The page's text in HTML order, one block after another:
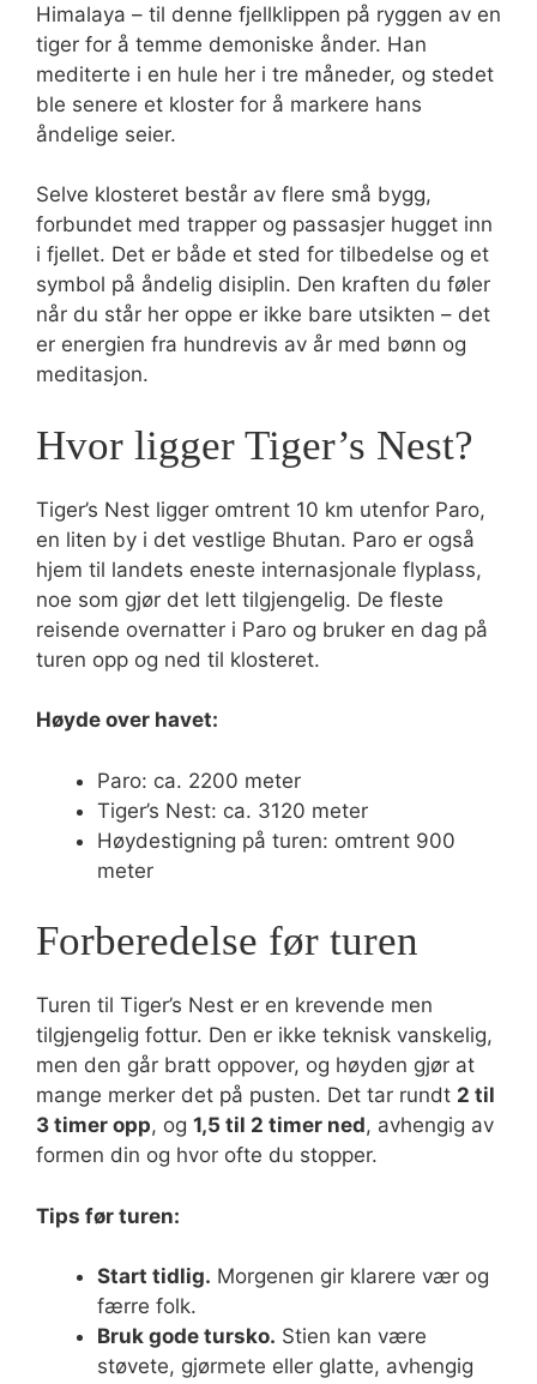
Himalaya – til denne fjellklippen på ryggen av en
tiger for å temme demoniske ånder. Han
mediterte i en hule her i tre måneder, og stedet
ble senere et kloster for å markere hans
åndelige seier.
Selve klosteret består av flere små bygg,
forbundet med trapper og passasjer hugget inn
i fjellet. Det er både et sted for tilbedelse og et
symbol på åndelig disiplin. Den kraften du føler
når du står her oppe er ikke bare utsikten – det
er energien fra hundrevis av år med bønn og
meditasjon.
Hvor ligger Tiger’s Nest?
Tiger’s Nest ligger omtrent 10 km utenfor Paro,
en liten by i det vestlige Bhutan. Paro er også
hjem til landets eneste internasjonale flyplass,
noe som gjør det lett tilgjengelig. De fleste
reisende overnatter i Paro og bruker en dag på
turen opp og ned til klosteret.
Høyde over havet:
Paro: ca. 2200 meter
Tiger’s Nest: ca. 3120 meter
Høydestigning på turen: omtrent 900
meter
Forberedelse før turen
Turen til Tiger’s Nest er en krevende men
tilgjengelig fottur. Den er ikke teknisk vanskelig,
men den går bratt oppover, og høyden gjør at
mange merker det på pusten. Det tar rundt 2 til
3 timer opp, og 1,5 til 2 timer ned, avhengig av
formen din og hvor ofte du stopper.
Tips før turen:
Start tidlig. Morgenen gir klarere vær og
færre folk.
Bruk gode tursko. Stien kan være
støvete, gjørmete eller glatte, avhengig